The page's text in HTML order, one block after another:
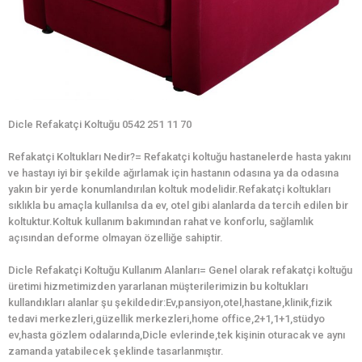
Dicle Refakatçi Koltuğu 0542 251 11 70
Refakatçi Koltukları Nedir?= Refakatçi koltuğu hastanelerde hasta yakını
ve hastayı iyi bir şekilde ağırlamak için hastanın odasına ya da odasına
yakın bir yerde konumlandırılan koltuk modelidir.Refakatçi koltukları
sıklıkla bu amaçla kullanılsa da ev, otel gibi alanlarda da tercih edilen bir
koltuktur.Koltuk kullanım bakımından rahat ve konforlu, sağlamlık
açısından deforme olmayan özelliğe sahiptir.
Dicle Refakatçi Koltuğu Kullanım Alanları= Genel olarak refakatçi koltuğu
üretimi hizmetimizden yararlanan müşterilerimizin bu koltukları
kullandıkları alanlar şu şekildedir:Ev,pansiyon,otel,hastane,klinik,fizik
tedavi merkezleri,güzellik merkezleri,home office,2+1,1+1,stüdyo
ev,hasta gözlem odalarında,Dicle evlerinde,tek kişinin oturacak ve aynı
zamanda yatabilecek şeklinde tasarlanmıştır.